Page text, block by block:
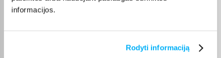
informacijos.
Rodyti informaciją
Kokie Amaya Kilimėliai kategorijoje esantys
produktai šiuo metu populiariausi?